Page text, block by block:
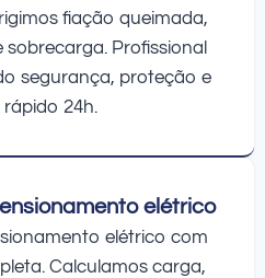
fiação queimada,
Profissional
segurança, proteção e
24h.
elétrico
elétrico com
Calculamos carga,